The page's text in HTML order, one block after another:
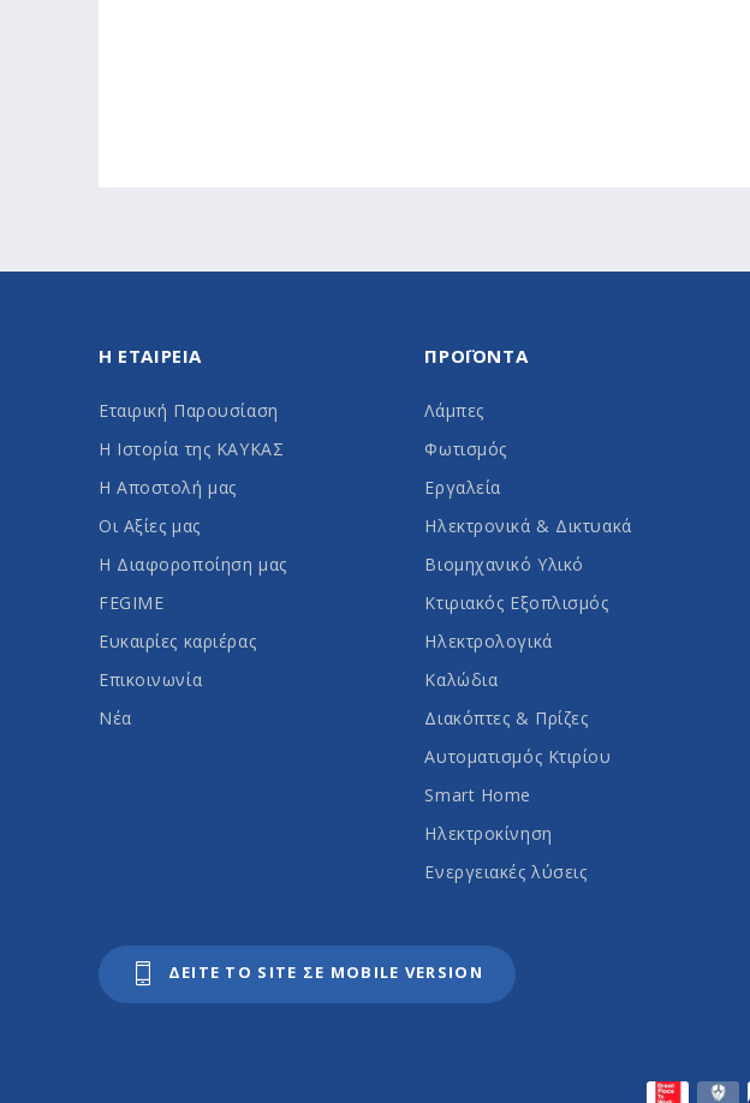
Η ΕΤΑΙΡΕΙΑ
Εταιρική Παρουσίαση
Η Ιστορία της ΚΑΥΚΑΣ
Η Αποστολή μας
Οι Αξίες μας
Η Διαφοροποίηση μας
FEGIME
Ευκαιρίες καριέρας
Επικοινωνία
Νέα
ΠΡΟΪΟΝΤΑ
Λάμπες
Φωτισμός
Εργαλεία
Ηλεκτρονικά & Δικτυακά
Βιομηχανικό Υλικό
Κτιριακός Εξοπλισμός
Ηλεκτρολογικά
Καλώδια
Διακόπτες & Πρίζες
Αυτοματισμός Κτιρίου
Smart Home
Ηλεκτροκίνηση
Ενεργειακές λύσεις
ΔΕΙΤΕ ΤΟ SITE ΣΕ MOBILE VERSION